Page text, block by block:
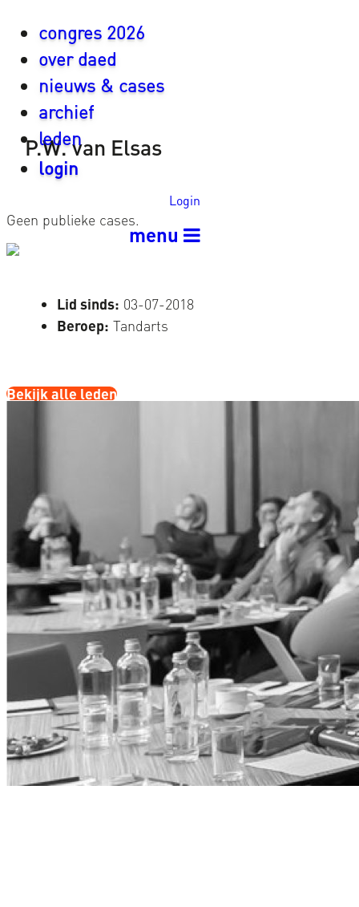
congres 2026
over daed
nieuws & cases
archief
leden
login
Login
menu
P.W. van Elsas
Geen publieke cases.
Lid sinds: 03-07-2018
Beroep: Tandarts
Bekijk alle leden